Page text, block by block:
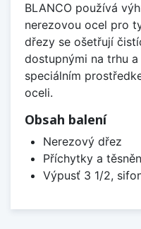
BLANCO používá
nerezovou ocel pro
dřezy se ošetřují
dostupnými na trhu
speciálním
oceli.
Obsah balení
Nerezový dřez
Příchytky a
Výpusť 3 1/2,